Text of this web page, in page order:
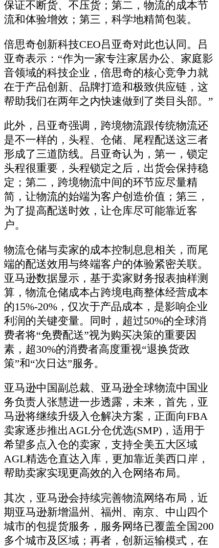
保证不断货、不压货；第二，物流的成本节
流和体验增效；第三，科学地精简包装。
倍思奇创新科技CEO吕亚奇对此也认同。吕
亚奇表示：“作为一家专注家居办公、家庭影
音领域的科技企业，倍思奇的核心竞争力就
在于产品创新、品牌打造和极致供应链，这
帮助我们在两年之内快速做到了类目头部。”
此外，吕亚奇强调，跨境物流跟传统物流还
是不一样的，头程、仓储、尾程配送这三者
形成了三道防线。吕亚奇认为，第一，锁定
头程很重要，头程锁定之后，出货会保持稳
定；第二，跨境物流中间的环节应尽量精
简，让物流的始端为客户创造价值；第三，
为了提高配送时效，让仓库尽可能靠近客
户。
物流仓储与卖家的成本控制息息相关，而尾
端的配送效用与终端客户的体验紧密关联。
亚马逊数据显示，基于卖家财务报表抽样测
算，物流仓储成本占跨境电商整体经营成本
的15%-20%，仅次于产品成本，是影响企业
利润的关键变量。同时，超过50%的全球消
费者将“免费配送”视为购买决策的重要因
素，超30%的消费者高度重视“退换货政
策”和“次日达”服务。
亚马逊中国副总裁、亚马逊全球物流中国业
务负责人张慧进一步透露，未来，首先，亚
马逊将继续升级入仓解决方案，正面向FBA
卖家逐步推出AGL分仓优选(SMP)，适用于
希望多点入仓的卖家，支持全美五大区域
AGL精选仓直达入库，更加靠近美西口岸，
帮助卖家实现更高效的入仓网络布局。
其次，亚马逊会持续完善物流网络布局，近
期亚马逊新增温州、福州、南京、中山四个
城市的包提货服务，服务网络已覆盖全国200
多个城市及区域；再者，创新运输模式，在